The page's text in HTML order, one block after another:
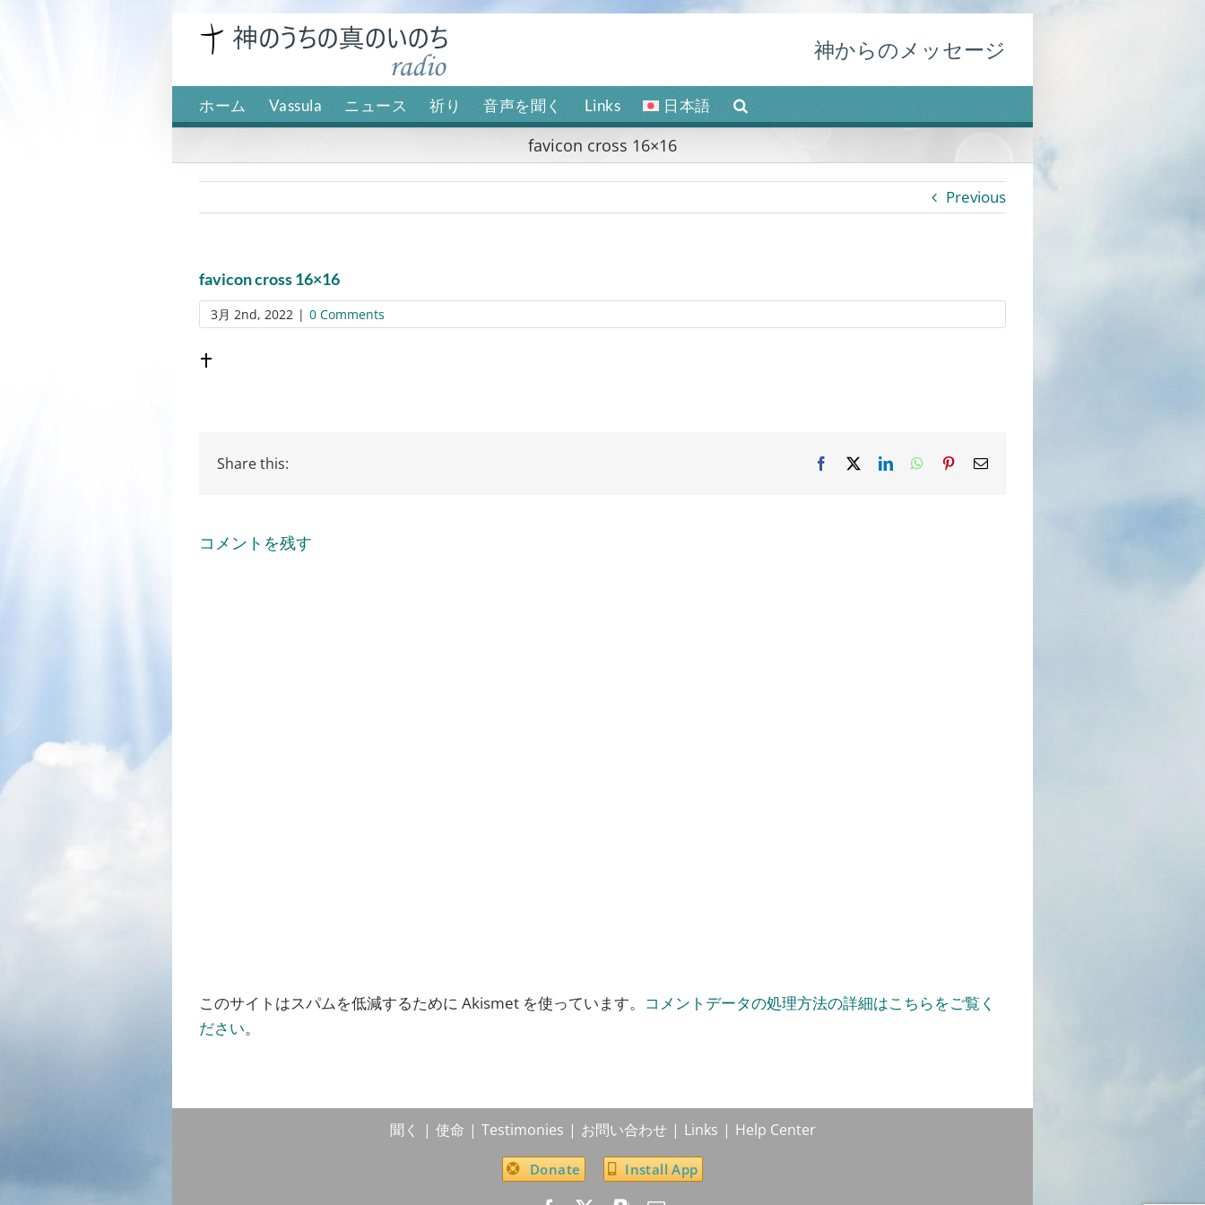
神からのメッセージ
ホーム Vassula ニュース 祈り 音声を聞く Links 日本語
favicon cross 16×16
Previous
favicon cross 16×16
3月 2nd, 2022 | 0 Comments
Share this: Facebook LinkedInWhatsApp
PinterestEmail
コメントを残す
このサイトはスパムを低減するために Akismet を使っています。 コメントデータの処理方法の詳細はこちらをご覧く
ださい。
聞く 使命 Testimonies お問い合わせ Links Help Center
Donate Install App